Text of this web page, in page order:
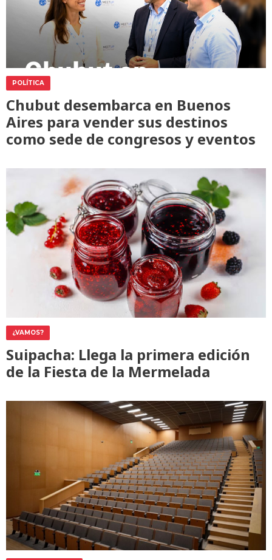
POLÍTICA
Chubut desembarca en Buenos
Aires para vender sus destinos
como sede de congresos y eventos
¿VAMOS?
Suipacha: Llega la primera edición
de la Fiesta de la Mermelada